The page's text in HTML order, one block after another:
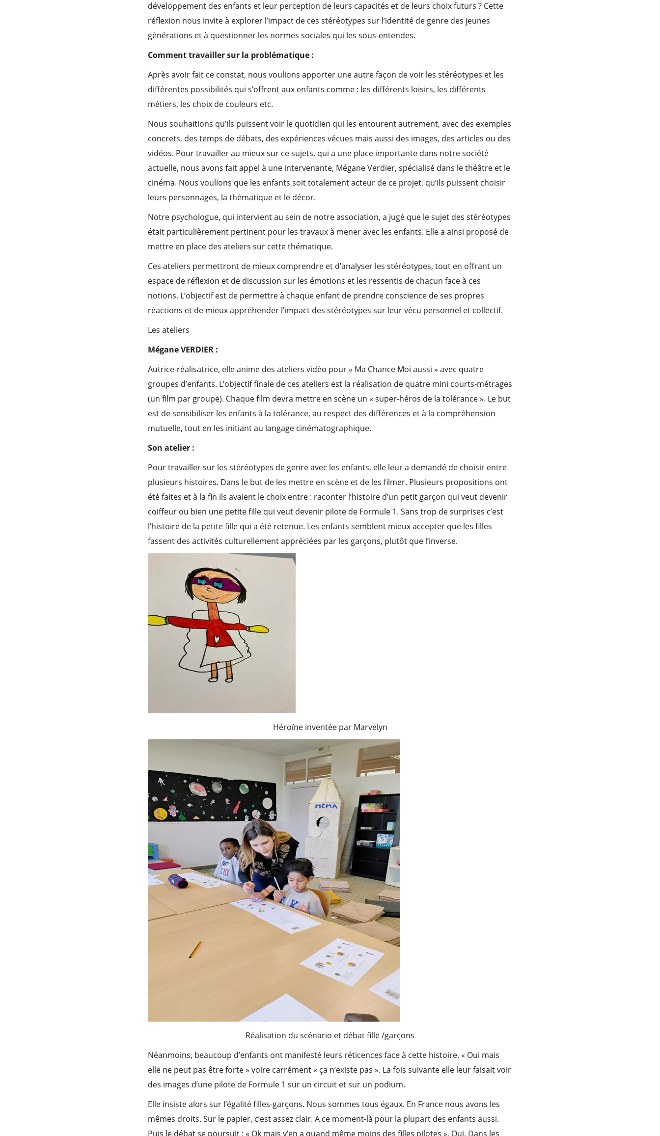
développement des enfants et leur perception de leurs capacités et de leurs choix futurs ? Cette
réflexion nous invite à explorer l’impact de ces stéréotypes sur l’identité de genre des jeunes
générations et à questionner les normes sociales qui les sous-entendes.
Comment travailler sur la problématique :
Après avoir fait ce constat, nous voulions apporter une autre façon de voir les stéréotypes et les
différentes possibilités qui s’offrent aux enfants comme : les différents loisirs, les différents
métiers, les choix de couleurs etc.
Nous souhaitions qu’ils puissent voir le quotidien qui les entourent autrement, avec des exemples
concrets, des temps de débats, des expériences vécues mais aussi des images, des articles ou des
vidéos. Pour travailler au mieux sur ce sujets, qui a une place importante dans notre société
actuelle, nous avons fait appel à une intervenante, Mégane Verdier, spécialisé dans le théâtre et le
cinéma. Nous voulions que les enfants soit totalement acteur de ce projet, qu’ils puissent choisir
leurs personnages, la thématique et le décor.
Notre psychologue, qui intervient au sein de notre association, a jugé que le sujet des stéréotypes
était particulièrement pertinent pour les travaux à mener avec les enfants. Elle a ainsi proposé de
mettre en place des ateliers sur cette thématique.
Ces ateliers permettront de mieux comprendre et d’analyser les stéréotypes, tout en offrant un
espace de réflexion et de discussion sur les émotions et les ressentis de chacun face à ces
notions. L’objectif est de permettre à chaque enfant de prendre conscience de ses propres
réactions et de mieux appréhender l’impact des stéréotypes sur leur vécu personnel et collectif.
Les ateliers
Mégane VERDIER :
Autrice-réalisatrice, elle anime des ateliers vidéo pour « Ma Chance Moi aussi » avec quatre
groupes d’enfants. L’objectif finale de ces ateliers est la réalisation de quatre mini courts-métrages
(un film par groupe). Chaque film devra mettre en scène un « super-héros de la tolérance ». Le but
est de sensibiliser les enfants à la tolérance, au respect des différences et à la compréhension
mutuelle, tout en les initiant au langage cinématographique.
Son atelier :
Pour travailler sur les stéréotypes de genre avec les enfants, elle leur a demandé de choisir entre
plusieurs histoires. Dans le but de les mettre en scène et de les filmer. Plusieurs propositions ont
été faites et à la fin ils avaient le choix entre : raconter l’histoire d’un petit garçon qui veut devenir
coiffeur ou bien une petite fille qui veut devenir pilote de Formule 1. Sans trop de surprises c’est
l’histoire de la petite fille qui a été retenue. Les enfants semblent mieux accepter que les filles
fassent des activités culturellement appréciées par les garçons, plutôt que l’inverse.
Héroïne inventée par Marvelyn
Réalisation du scénario et débat fille /garçons
Néanmoins, beaucoup d’enfants ont manifesté leurs réticences face à cette histoire. « Oui mais
elle ne peut pas être forte » voire carrément « ça n’existe pas ». La fois suivante elle leur faisait voir
des images d’une pilote de Formule 1 sur un circuit et sur un podium.
Elle insiste alors sur l’égalité filles-garçons. Nous sommes tous égaux. En France nous avons les
mêmes droits. Sur le papier, c’est assez clair. A ce moment-là pour la plupart des enfants aussi.
Puis le débat se poursuit : « Ok mais y’en a quand même moins des filles pilotes ». Oui. Dans les